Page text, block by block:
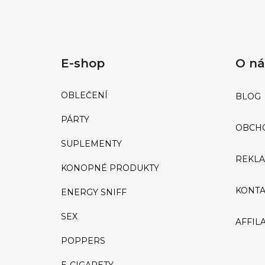
E-shop
OBLEČENÍ
PÁRTY
SUPLEMENTY
KONOPNÉ PRODUKTY
ENERGY SNIFF
SEX
POPPERS
O
BLOG